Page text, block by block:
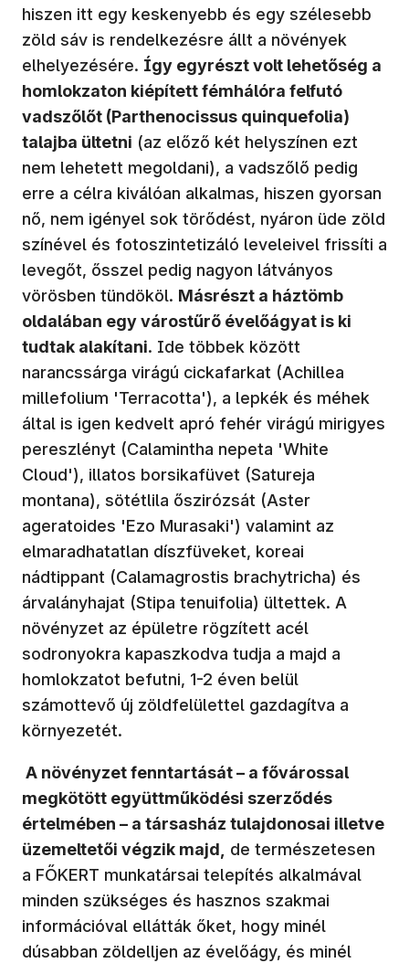
hiszen itt egy keskenyebb és egy szélesebb
zöld sáv is rendelkezésre állt a növények
elhelyezésére. Így egyrészt volt lehetőség a
homlokzaton kiépített fémhálóra felfutó
vadszőlőt (Parthenocissus quinquefolia)
talajba ültetni (az előző két helyszínen ezt
nem lehetett megoldani), a vadszőlő pedig
erre a célra kiválóan alkalmas, hiszen gyorsan
nő, nem igényel sok törődést, nyáron üde zöld
színével és fotoszintetizáló leveleivel frissíti a
levegőt, ősszel pedig nagyon látványos
vörösben tündököl. Másrészt a háztömb
oldalában egy várostűrő évelőágyat is ki
tudtak alakítani. Ide többek között
narancssárga virágú cickafarkat (Achillea
millefolium 'Terracotta'), a lepkék és méhek
által is igen kedvelt apró fehér virágú mirigyes
pereszlényt (Calamintha nepeta 'White
Cloud'), illatos borsikafüvet (Satureja
montana), sötétlila őszirózsát (Aster
ageratoides 'Ezo Murasaki') valamint az
elmaradhatatlan díszfüveket, koreai
nádtippant (Calamagrostis brachytricha) és
árvalányhajat (Stipa tenuifolia) ültettek. A
növényzet az épületre rögzített acél
sodronyokra kapaszkodva tudja a majd a
homlokzatot befutni, 1-2 éven belül
számottevő új zöldfelülettel gazdagítva a
környezetét.
A növényzet fenntartását – a fővárossal
megkötött együttműködési szerződés
értelmében – a társasház tulajdonosai illetve
üzemeltetői végzik majd, de természetesen
a FŐKERT munkatársai telepítés alkalmával
minden szükséges és hasznos szakmai
információval ellátták őket, hogy minél
dúsabban zöldelljen az évelőágy, és minél